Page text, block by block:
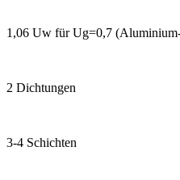
1,06 Uw für Ug=0,7
2 Dichtungen
3-4 Schichten